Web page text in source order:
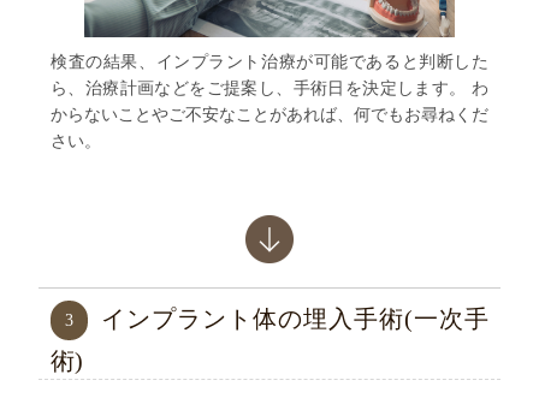
検査の結果、インプラント治療が可能であると判断した
ら、治療計画などをご提案し、手術日を決定します。
わ
からないことやご不安なことがあれば、何でもお尋ねくだ
さい。
3
インプラント体の埋入手術(一次手
術)